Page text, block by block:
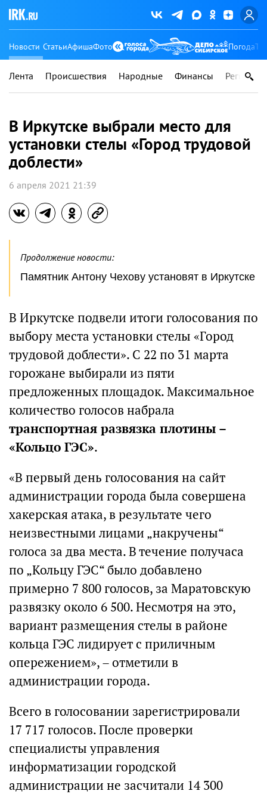
Новости СтатьиАфишаФото Погода
Лента Происшествия Народные Финансы Регионы
В Иркутске выбрали место для
установки стелы «Город трудовой
доблести»
6 апреля 2021 21:39
Продолжение новости:
Памятник Антону Чехову установят в Иркутске
В Иркутске подвели итоги голосования по
выбору места установки стелы «Город
трудовой доблести». С 22 по 31 марта
горожане выбирали из пяти
предложенных площадок. Максимальное
количество голосов набрала
транспортная развязка плотины –
«Кольцо ГЭС».
«В первый день голосования на сайт
администрации города была совершена
хакерская атака, в результате чего
неизвестными лицами „накручены“
голоса за два места. В течение получаса
по „Кольцу ГЭС“ было добавлено
примерно 7 800 голосов, за Маратовскую
развязку около 6 500. Несмотря на это,
вариант размещения стелы в районе
кольца ГЭС лидирует с приличным
опережением», – отметили в
администрации города.
Всего в голосовании зарегистрировали
17 717 голосов. После проверки
специалисты управления
информатизации городской
администрации не засчитали 14 300